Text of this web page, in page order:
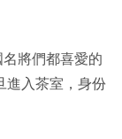
將們都喜愛的
進入茶室，身份